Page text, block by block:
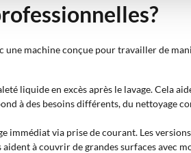
une machine conçue pour travailler de
liquide en excès après le lavage. Cela
à des besoins différents, du nettoyage
immédiat via prise de courant. Les
à couvrir de grandes surfaces